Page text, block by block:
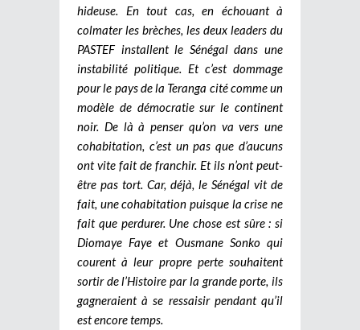
hideuse. En tout cas, en échouant à
colmater les brèches, les deux leaders du
PASTEF installent le Sénégal dans une
instabilité politique. Et c’est dommage
pour le pays de la Teranga cité comme un
modèle de démocratie sur le continent
noir. De là à penser qu’on va vers une
cohabitation, c’est un pas que d’aucuns
ont vite fait de franchir. Et ils n’ont peut-
être pas tort. Car, déjà, le Sénégal vit de
fait, une cohabitation puisque la crise ne
fait que perdurer. Une chose est sûre : si
Diomaye Faye et Ousmane Sonko qui
courent à leur propre perte souhaitent
sortir de l’Histoire par la grande porte, ils
gagneraient à se ressaisir pendant qu’il
est encore temps.